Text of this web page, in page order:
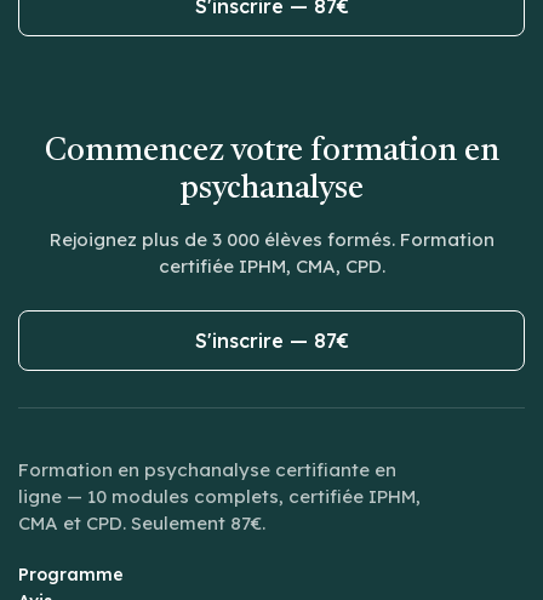
S'inscrire — 87€
Commencez votre formation en
psychanalyse
Rejoignez plus de 3 000 élèves formés. Formation
certifiée IPHM, CMA, CPD.
S'inscrire — 87€
Formation en psychanalyse certifiante en
ligne — 10 modules complets, certifiée IPHM,
CMA et CPD. Seulement 87€.
Programme